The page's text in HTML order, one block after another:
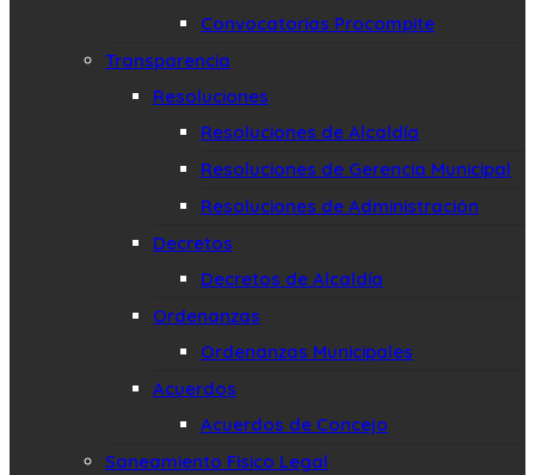
Convocatorias Procompite
Transparencia
Resoluciones
Resoluciones de Alcaldía
Resoluciones de Gerencia Municipal
Resoluciones de Administración
Decretos
Decretos de Alcaldía
Ordenanzas
Ordenanzas Municipales
Acuerdos
Acuerdos de Concejo
Saneamiento Fisico Legal